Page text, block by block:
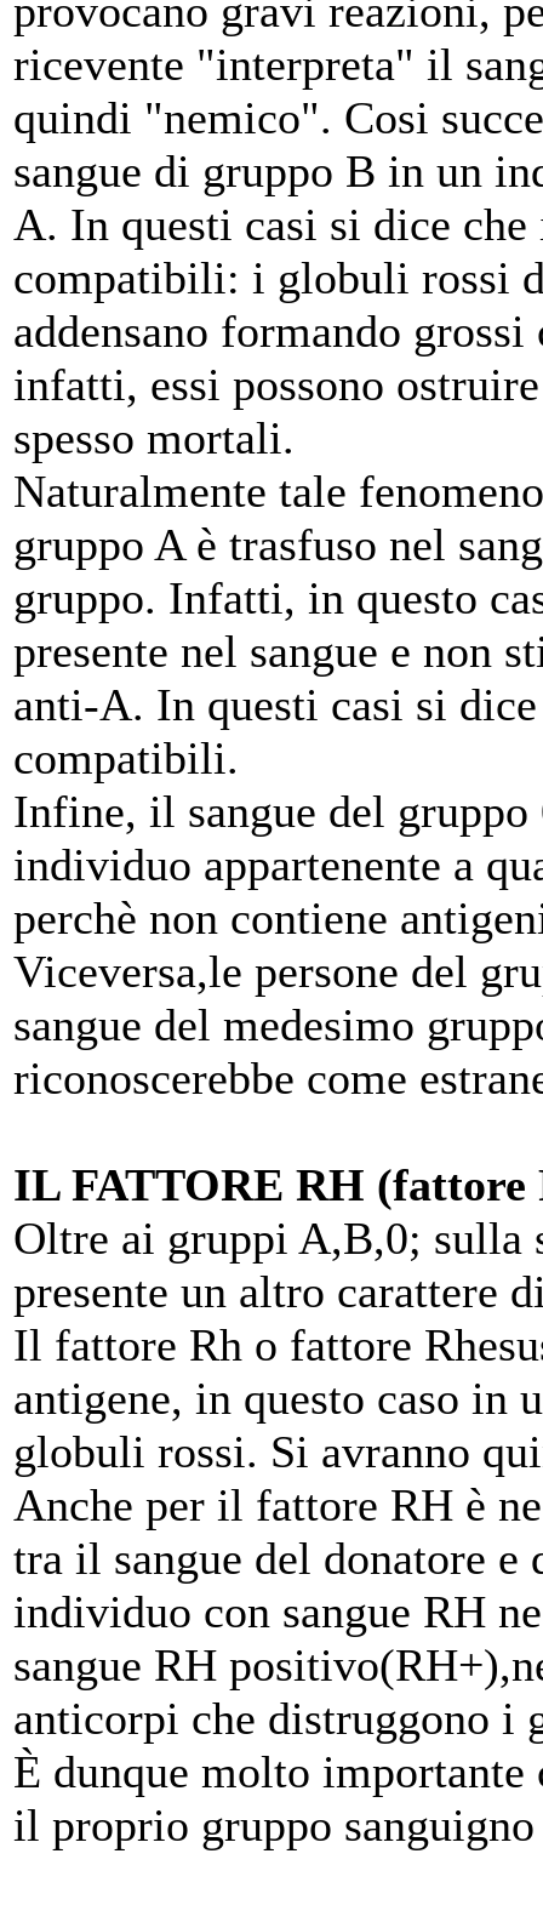
provocano gravi reazioni,
ricevente "interpreta" il
quindi "nemico". Cosi
sangue di gruppo B in un
A. In questi casi si dice
compatibili: i globuli rossi
addensano formando
infatti, essi possono
spesso mortali.
Naturalmente tale
gruppo A è trasfuso nel
gruppo. Infatti, in questo
presente nel sangue e non
anti-A. In questi casi si
compatibili.
Infine, il sangue del gruppo
individuo appartenente a
perchè non contiene
Viceversa,le persone del
sangue del medesimo
riconoscerebbe come
IL FATTORE RH (fattore
Oltre ai gruppi A,B,0; sulla
presente un altro carattere
Il fattore Rh o fattore
antigene, in questo caso in
globuli rossi. Si avranno
Anche per il fattore RH è
tra il sangue del donatore
individuo con sangue RH
sangue RH
anticorpi che distruggono i
È dunque molto importante
il proprio gruppo